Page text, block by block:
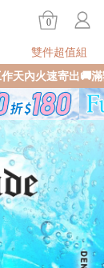
0
雙件超值組
🚚滿額再送限量好